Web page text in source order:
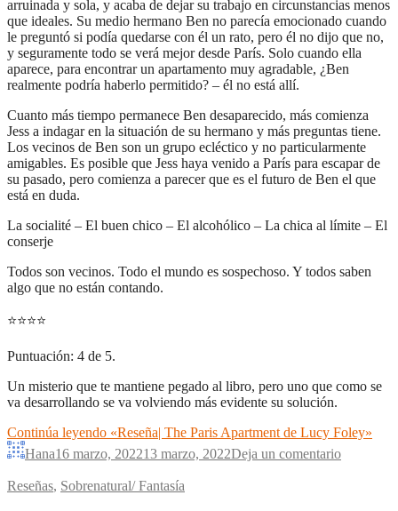
arruinada y sola, y acaba de dejar su trabajo en circunstancias menos
que ideales. Su medio hermano Ben no parecía emocionado cuando
le preguntó si podía quedarse con él un rato, pero él no dijo que no,
y seguramente todo se verá mejor desde París. Solo cuando ella
aparece, para encontrar un apartamento muy agradable, ¿Ben
realmente podría haberlo permitido? – él no está allí.
Cuanto más tiempo permanece Ben desaparecido, más comienza
Jess a indagar en la situación de su hermano y más preguntas tiene.
Los vecinos de Ben son un grupo ecléctico y no particularmente
amigables. Es posible que Jess haya venido a París para escapar de
su pasado, pero comienza a parecer que es el futuro de Ben el que
está en duda.
La socialité – El buen chico – El alcohólico – La chica al límite – El
conserje
Todos son vecinos. Todo el mundo es sospechoso. Y todos saben
algo que no están contando.
⭐⭐⭐⭐
Puntuación: 4 de 5.
Un misterio que te mantiene pegado al libro, pero uno que como se
va desarrollando se va volviendo más evidente su solución.
Continúa leyendo «Reseña| The Paris Apartment de Lucy Foley»
Hana16 marzo, 202213 marzo, 2022Deja un comentario
Reseñas, Sobrenatural/ Fantasía